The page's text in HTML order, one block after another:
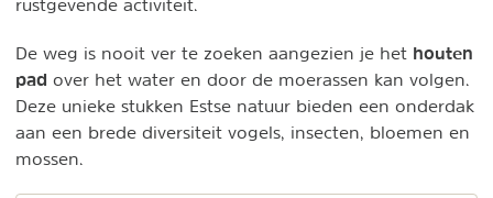
rustgevende activiteit.
De weg is nooit ver te zoeken aangezien je het houten
pad over het water en door de moerassen kan volgen.
Deze unieke stukken Estse natuur bieden een onderdak
aan een brede diversiteit vogels, insecten, bloemen en
mossen.